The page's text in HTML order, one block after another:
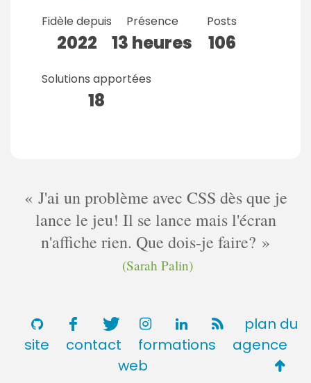
Fidèle depuis
2022
Présence
13 heures
Posts
106
Solutions apportées
18
J'ai un problème avec CSS dès que je
lance le jeu! Il se lance mais l'écran
n'affiche rien. Que dois-je faire?
(Sarah Palin)
plan du
site
contact formations
agence
web